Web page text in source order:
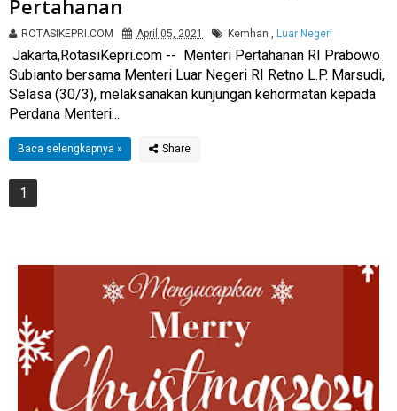
Pertahanan
ROTASIKEPRI.COM April 05, 2021 Kemhan , Luar Negeri
Jakarta,RotasiKepri.com -- Menteri Pertahanan RI Prabowo
Subianto bersama Menteri Luar Negeri RI Retno L.P. Marsudi,
Selasa (30/3), melaksanakan kunjungan kehormatan kepada
Perdana Menteri...
Baca selengkapnya »
1